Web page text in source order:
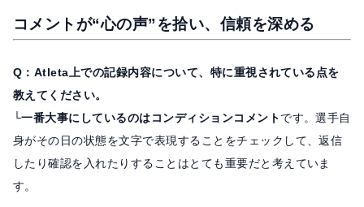
コメントが“心の声”を拾い、信頼を深める
Q：Atleta上での記録内容について、特に重視されている点を
教えてください。
└一番大事にしているのはコンディションコメントです。選手自
身がその日の状態を文字で表現することをチェックして、返信
したり確認を入れたりすることはとても重要だと考えていま
す。